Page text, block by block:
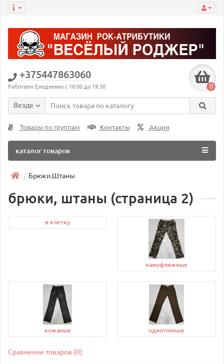
+375447863060
Работаем Ежедневно с 10:00 до 19:30 0
Везде
Товары по группам Контакты Акции
каталог товаров
Брюки.Штаны
брюки, штаны (страница 2)
в клетку
камуфляжные
кожаные однотонные
Сравнение товаров (0)